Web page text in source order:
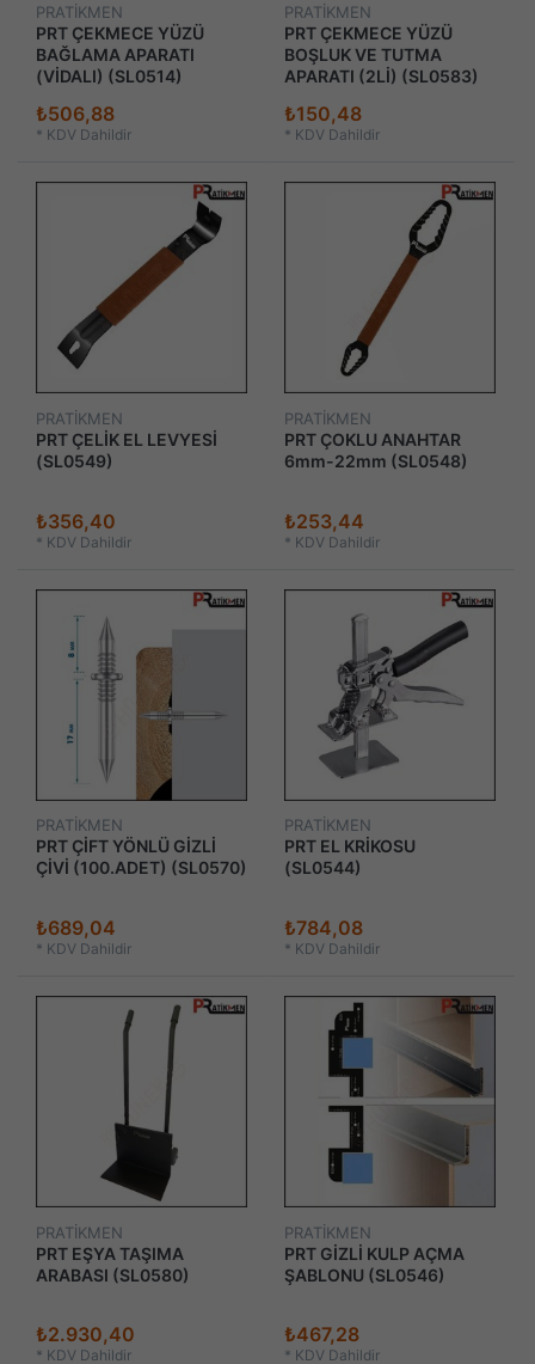
PRATİKMEN
PRT ÇEKMECE YÜZÜ
BAĞLAMA APARATI
(VİDALI) (SL0514)
₺506,88
* KDV Dahildir
PRATİKMEN
PRT ÇEKMECE YÜZÜ
BOŞLUK VE TUTMA
APARATI (2Lİ) (SL0583)
₺150,48
* KDV Dahildir
PRATİKMEN
PRT ÇELİK EL LEVYESİ
(SL0549)
₺356,40
* KDV Dahildir
PRATİKMEN
PRT ÇOKLU ANAHTAR
6mm-22mm (SL0548)
₺253,44
* KDV Dahildir
PRATİKMEN
PRT ÇİFT YÖNLÜ GİZLİ
ÇİVİ (100.ADET) (SL0570)
₺689,04
* KDV Dahildir
PRATİKMEN
PRT EL KRİKOSU
(SL0544)
₺784,08
* KDV Dahildir
PRATİKMEN
PRT EŞYA TAŞIMA
ARABASI (SL0580)
₺2.930,40
* KDV Dahildir
PRATİKMEN
PRT GİZLİ KULP AÇMA
ŞABLONU (SL0546)
₺467,28
* KDV Dahildir